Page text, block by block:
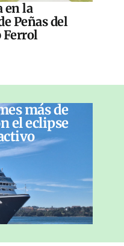
en la
Peñas del
Ferrol
más de
el eclipse